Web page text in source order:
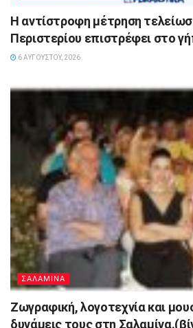
Η αντίστροφη μέτρηση
Περιστερίου επιστρέφει στο
6 ΑΥΓΟΎΣΤΟΥ, 2026
ΣΑΛΑΜΙΝΑ
Ζωγραφική, λογοτεχνία και
δυνάμεις τους στη